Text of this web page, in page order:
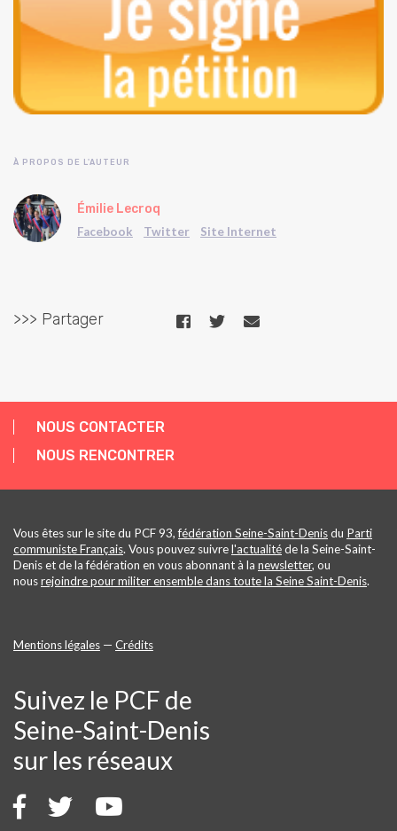
À PROPOS DE L'AUTEUR
Émilie Lecroq
Facebook Twitter Site Internet
>>> Partager
NOUS CONTACTER
NOUS RENCONTRER
Vous êtes sur le site du PCF 93,fédération Seine-Saint-Denisdu Parti
communiste Français. Vous pouvez suivrel'actualitéde la Seine-Saint-
Denis et de la fédération en vous abonnant à la newsletter, ou
nousrejoindre pour militer ensemble dans toute la Seine Saint-Denis.
Mentions légales — Crédits
Suivez le PCF de
Seine-Saint-Denis
sur les réseaux